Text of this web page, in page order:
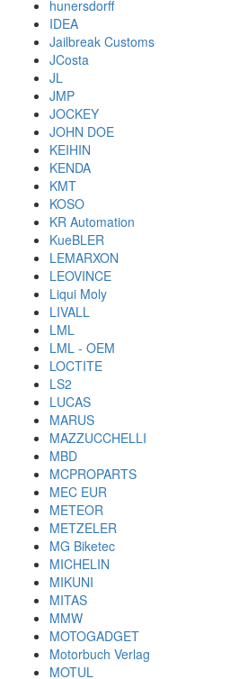
hunersdorff
IDEA
Jailbreak Customs
JCosta
JL
JMP
JOCKEY
JOHN DOE
KEIHIN
KENDA
KMT
KOSO
KR Automation
KueBLER
LEMARXON
LEOVINCE
Liqui Moly
LIVALL
LML
LML - OEM
LOCTITE
LS2
LUCAS
MARUS
MAZZUCCHELLI
MBD
MCPROPARTS
MEC EUR
METEOR
METZELER
MG Biketec
MICHELIN
MIKUNI
MITAS
MMW
MOTOGADGET
Motorbuch Verlag
MOTUL